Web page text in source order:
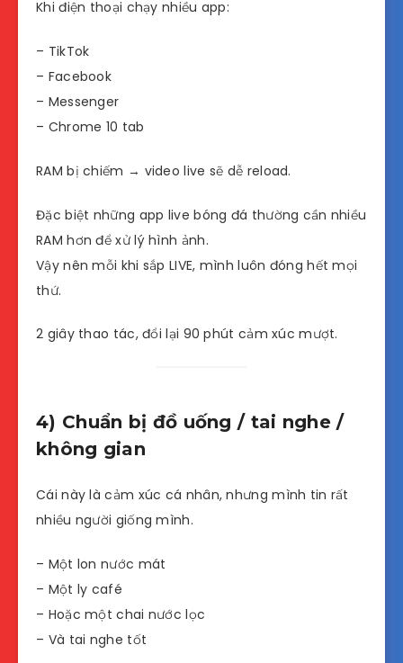
Khi điện thoại chạy nhiều app:
– TikTok
– Facebook
– Messenger
– Chrome 10 tab
RAM bị chiếm → video live sẽ dễ reload.
Đặc biệt những app live bóng đá thường cần nhiều
RAM hơn để xử lý hình ảnh.
Vậy nên mỗi khi sắp LIVE, mình luôn đóng hết mọi
thứ.
2 giây thao tác, đổi lại 90 phút cảm xúc mượt.
4) Chuẩn bị đồ uống / tai nghe /
không gian
Cái này là cảm xúc cá nhân, nhưng mình tin rất
nhiều người giống mình.
– Một lon nước mát
– Một ly café
– Hoặc một chai nước lọc
– Và tai nghe tốt